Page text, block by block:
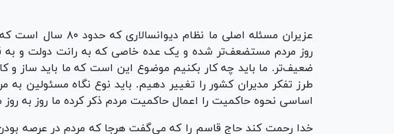
عزیران مسئله اصلی ما
روز مردم مستضعف‌تر شده و یک عده خاصی که به رانت دولت و به
ضعیف‌تر. ما باید چه کار بکنیم موضوع این است که ما باید ساز و
اساسی نحوه حاکمیت را اعمال حاکمیت مردم ذکر کرده ما روز به روز
خدا رحمت کند حاج قاسم را که می‌گفت هرجا که مردم در عرصه